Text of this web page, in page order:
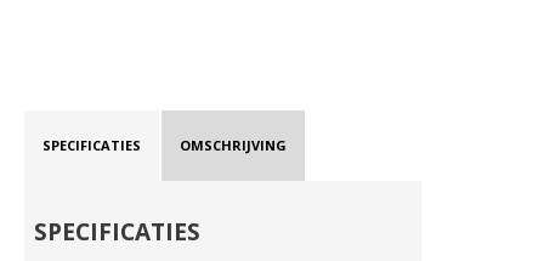
SPECIFICATIES OMSCHRIJVING
SPECIFICATIES